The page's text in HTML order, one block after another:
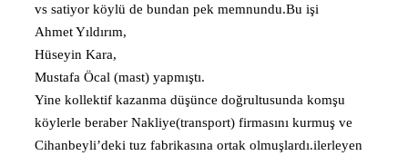
vs satiyor köylü de bundan pek memnundu.Bu işi
Ahmet Yıldırım,
Hüseyin Kara,
Mustafa Öcal (mast) yapmıştı.
Yine kollektif kazanma düşünce doğrultusunda komşu
köylerle beraber Nakliye(transport) firmasını kurmuş ve
Cihanbeyli’deki tuz fabrikasına ortak olmuşlardı.ilerleyen